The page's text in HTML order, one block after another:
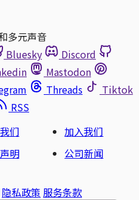
多元声音
Bluesky
Discord
Mastodon
Threads
Tiktok
RSS
们
加入我们
明
公司新闻
隐私政策 服务条款